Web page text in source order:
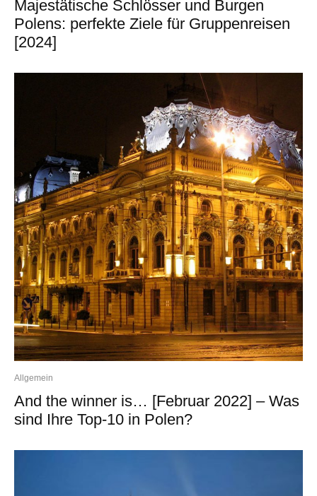
Majestätische Schlösser und Burgen
Polens: perfekte Ziele für Gruppenreisen
[2024]
Allgemein
And the winner is… [Februar 2022] – Was
sind Ihre Top-10 in Polen?